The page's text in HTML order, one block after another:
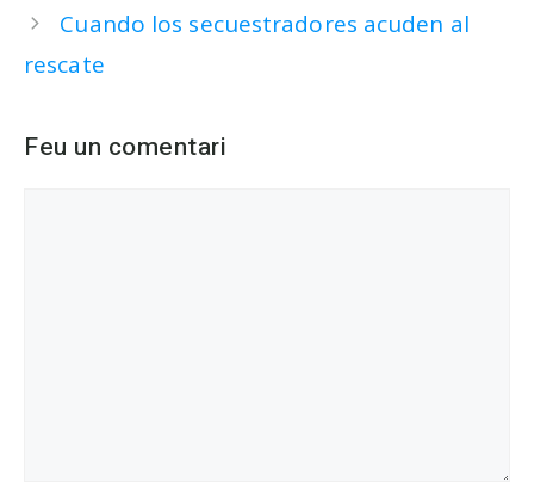
Cuando los secuestradores acuden al
rescate
Feu un comentari